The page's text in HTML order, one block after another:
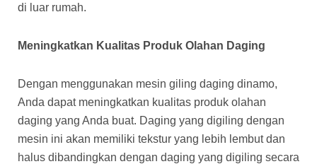
di luar rumah.
Meningkatkan Kualitas Produk Olahan Daging
Dengan menggunakan mesin giling daging dinamo,
Anda dapat meningkatkan kualitas produk olahan
daging yang Anda buat. Daging yang digiling dengan
mesin ini akan memiliki tekstur yang lebih lembut dan
halus dibandingkan dengan daging yang digiling secara